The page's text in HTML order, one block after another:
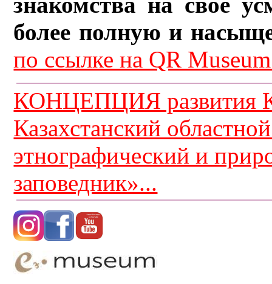
более полную и
по ссылке на QR
КОНЦЕПЦИЯ развития
Казахстанский
этнографический и
заповедник»...